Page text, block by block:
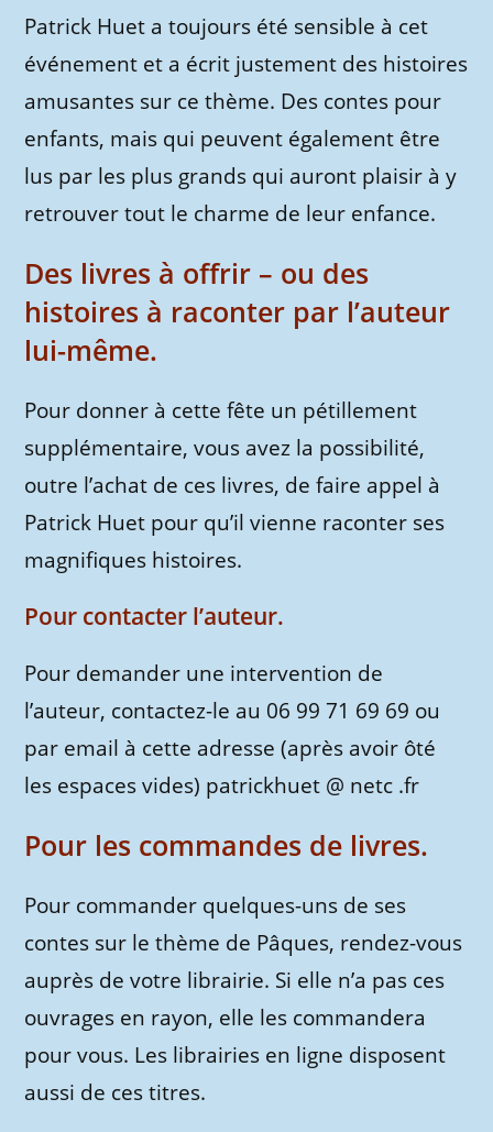
Patrick Huet a toujours été sensible à cet
événement et a écrit justement des histoires
amusantes sur ce thème. Des contes pour
enfants, mais qui peuvent également être
lus par les plus grands qui auront plaisir à y
retrouver tout le charme de leur enfance.
Des livres à offrir – ou des
histoires à raconter par l’auteur
lui-même.
Pour donner à cette fête un pétillement
supplémentaire, vous avez la possibilité,
outre l’achat de ces livres, de faire appel à
Patrick Huet pour qu’il vienne raconter ses
magnifiques histoires.
Pour contacter l’auteur.
Pour demander une intervention de
l’auteur, contactez-le au 06 99 71 69 69 ou
par email à cette adresse (après avoir ôté
les espaces vides) patrickhuet @ netc .fr
Pour les commandes de livres.
Pour commander quelques-uns de ses
contes sur le thème de Pâques, rendez-vous
auprès de votre librairie. Si elle n’a pas ces
ouvrages en rayon, elle les commandera
pour vous. Les librairies en ligne disposent
aussi de ces titres.